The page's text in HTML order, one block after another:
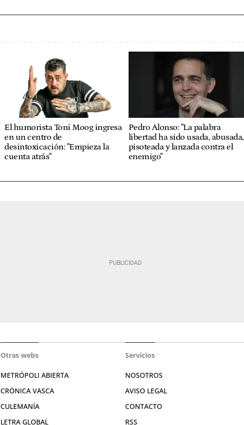
El humorista Toni Moog ingresa
en un centro de
desintoxicación: "Empieza la
cuenta atrás"
Pedro Alonso: "La palabra
libertad ha sido usada, abusada,
pisoteada y lanzada contra el
enemigo"
Otras webs
METRÓPOLI ABIERTA
CRÓNICA VASCA
CULEMANÍA
LETRA GLOBAL
Servicios
NOSOTROS
AVISO LEGAL
CONTACTO
RSS